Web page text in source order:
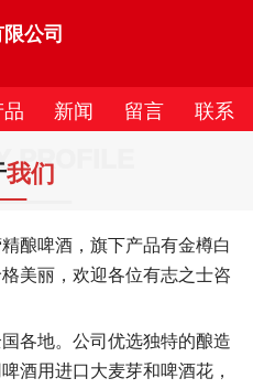
公司
新闻 留言 联系
PROFILE
我们
酿啤酒，旗下产品有金樽白
美丽，欢迎各位有志之士咨
各地。公司优选独特的酿造
酒用进口大麦芽和啤酒花，